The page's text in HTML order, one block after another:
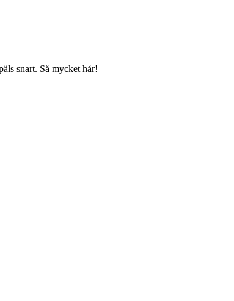
snart. Så mycket hår!